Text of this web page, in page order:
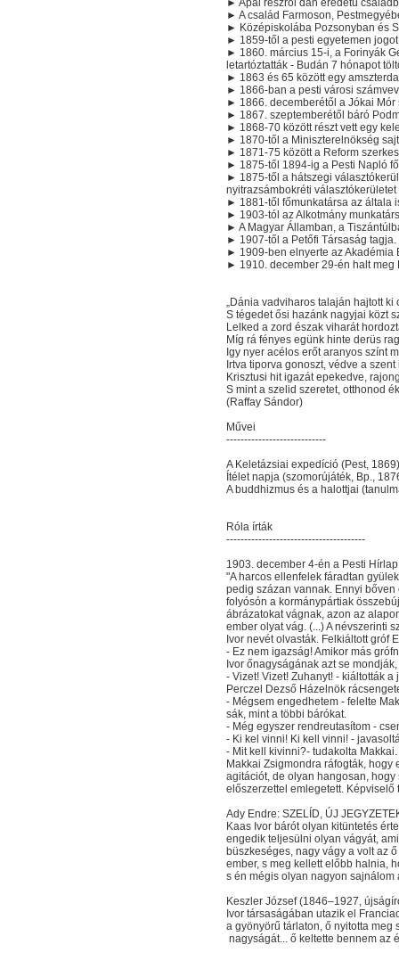
► Apai részről dán eredetű
► A család Farmoson,
► Középiskolába Pozsonyban és
► 1859-től a pesti egyetemen
► 1860. március 15-i, a Forinyák
letartóztatták - Budán 7 hónapot
► 1863 és 65 között egy
► 1866-ban a pesti városi
► 1866. decemberétől a Jókai Mór
► 1867. szeptemberétől báró
► 1868-70 között részt vett egy
► 1870-től a Miniszterelnökség
► 1871-75 között a Reform
► 1875-től 1894-ig a Pesti Napló
► 1875-től a hátszegi
nyitrazsámbokréti
► 1881-től főmunkatársa az általa
► 1903-tól az Alkotmány
► A Magyar Államban, a
► 1907-től a Petőfi Társaság tagja.
► 1909-ben elnyerte az Akadémia
► 1910. december 29-én halt meg
„Dánia vadviharos talaján hajtott ki
S tégedet ősi hazánk nagyjai közt
Lelked a zord észak viharát
Míg rá fényes egünk hinte derüs
Igy nyer acélos erőt aranyos színt
Irtva tiporva gonoszt, védve a szent
Krisztusi hit igazát epekedve,
S mint a szelid szeretet, otthonod
(Raffay Sándor)
Művei
----------------------------
A Keletázsiai expedíció (Pest, 1869)
Ítélet napja (szomorújáték, Bp.,
A buddhizmus és a halottjai
Róla írták
---------------------------------------
1903. december 4-én a Pesti
"A harcos ellenfelek fáradtan
pedig százan vannak. Ennyi
folyósón a kormánypártiak
ábrázatokat vágnak, azon az
ember olyat vág. (...) A névszerinti
Ivor nevét olvasták. Felkiáltott gróf
- Ez nem igazság! Amikor más
Ivor őnagyságának azt se
- Vizet! Vizet! Zuhanyt! - kiáltották a
Perczel Dezső Házelnök
- Mégsem engedhetem - felelte
sák, mint a többi bárókat.
- Még egyszer rendreutasítom -
- Ki kel vinni! Ki kell vinni! -
- Mit kell kivinni?- tudakolta Makkai.
Makkai Zsigmondra ráfogták,
agitációt, de olyan hangosan,
előszerzettel emlegetett.
Ady Endre: SZELÍD, ÚJ
Kaas Ivor bárót olyan kitüntetés
engedik teljesülni olyan vágyát,
büszkeséges, nagy vágy a volt az
ember, s meg kellett előbb halnia,
s én mégis olyan nagyon sajnálom
Keszler József (1846–1927,
Ivor társaságában utazik el
a gyönyörű tárlaton, ő nyitotta meg
nagyságát... ő keltette bennem az